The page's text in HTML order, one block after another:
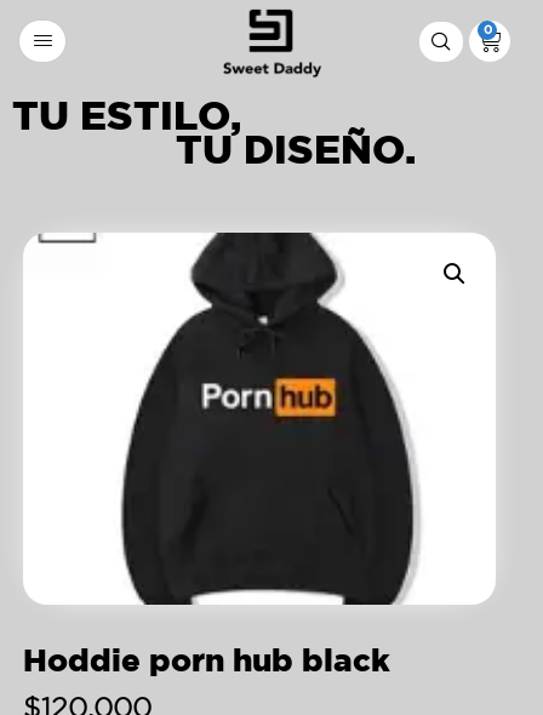
0
TU ESTILO,
TU DISEÑO.
Hoddie porn hub black
$120.000